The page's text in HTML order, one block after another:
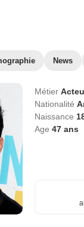
News
Métier
Nationalité
Naissance
Age 47ans